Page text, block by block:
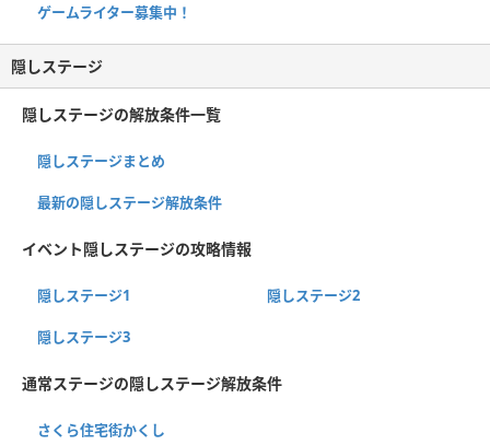
ゲームライター募集中！
隠しステージ
隠しステージの解放条件一覧
隠しステージまとめ
最新の隠しステージ解放条件
イベント隠しステージの攻略情報
隠しステージ1 隠しステージ2
隠しステージ3
通常ステージの隠しステージ解放条件
さくら住宅街かくし